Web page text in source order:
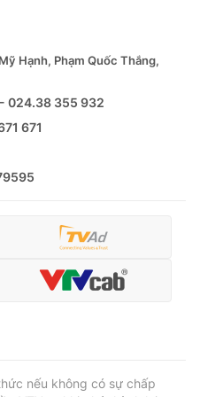
Hạnh, Phạm Quốc Thắng,
024.38 355 932
671
nếu không có sự chấp